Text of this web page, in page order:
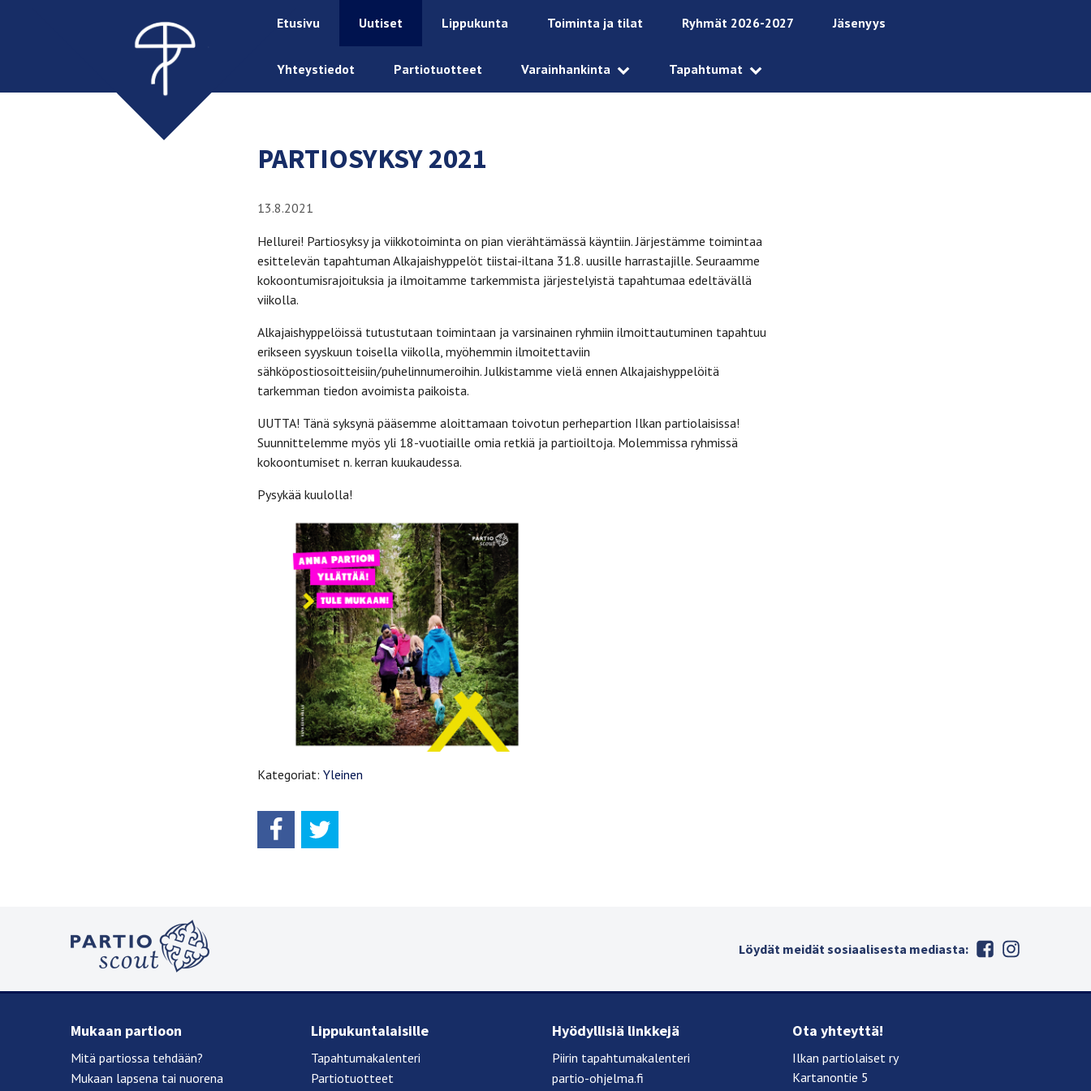
Etusivu Uutiset Lippukunta Toiminta ja tilat Ryhmät 2026-2027 Jäsenyys
Yhteystiedot Partiotuotteet Varainhankinta Tapahtumat
PARTIOSYKSY 2021
13.8.2021
Hellurei! Partiosyksy ja viikkotoiminta on pian vierähtämässä käyntiin. Järjestämme toimintaa
esittelevän tapahtuman Alkajaishyppelöt tiistai-iltana 31.8. uusille harrastajille. Seuraamme
kokoontumisrajoituksia ja ilmoitamme tarkemmista järjestelyistä tapahtumaa edeltävällä
viikolla.
Alkajaishyppelöissä tutustutaan toimintaan ja varsinainen ryhmiin ilmoittautuminen tapahtuu
erikseen syyskuun toisella viikolla, myöhemmin ilmoitettaviin
sähköpostiosoitteisiin/puhelinnumeroihin. Julkistamme vielä ennen Alkajaishyppelöitä
tarkemman tiedon avoimista paikoista.
UUTTA! Tänä syksynä pääsemme aloittamaan toivotun perhepartion Ilkan partiolaisissa!
Suunnittelemme myös yli 18-vuotiaille omia retkiä ja partioiltoja. Molemmissa ryhmissä
kokoontumiset n. kerran kuukaudessa.
Pysykää kuulolla!
Kategoriat: Yleinen
Löydät meidät sosiaalisesta mediasta:
Mukaan partioon
Mitä partiossa tehdään?
Mukaan lapsena tai nuorena
Lippukuntalaisille
Tapahtumakalenteri
Partiotuotteet
Hyödyllisiä linkkejä
Piirin tapahtumakalenteri
partio-ohjelma.fi
Ota yhteyttä!
Ilkan partiolaiset ry
Kartanontie 5